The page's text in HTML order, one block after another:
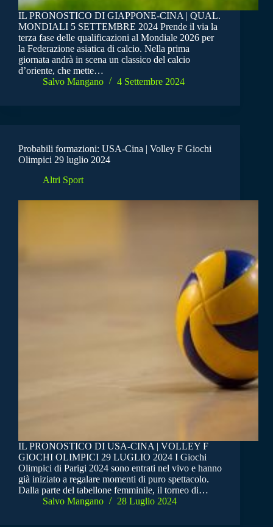
IL PRONOSTICO DI GIAPPONE-CINA | QUAL.
MONDIALI 5 SETTEMBRE 2024 Prende il via la
terza fase delle qualificazioni al Mondiale 2026 per
la Federazione asiatica di calcio. Nella prima
giornata andrà in scena un classico del calcio
d’oriente, che mette…
Salvo Mangano
4 Settembre 2024
Probabili formazioni: USA-Cina | Volley F Giochi
Olimpici 29 luglio 2024
Altri Sport
IL PRONOSTICO DI USA-CINA | VOLLEY F
GIOCHI OLIMPICI 29 LUGLIO 2024 I Giochi
Olimpici di Parigi 2024 sono entrati nel vivo e hanno
già iniziato a regalare momenti di puro spettacolo.
Dalla parte del tabellone femminile, il torneo di…
Salvo Mangano
28 Luglio 2024